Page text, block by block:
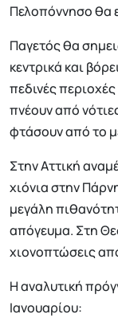
Πελοπόννησο θα
Παγετός θα
κεντρικά και
πεδινές
πνέουν από
φτάσουν από το
Στην Αττική
χιόνια στην
μεγάλη
απόγευμα. Στη
χιονοπτώσεις
Η αναλυτική
Ιανουαρίου: